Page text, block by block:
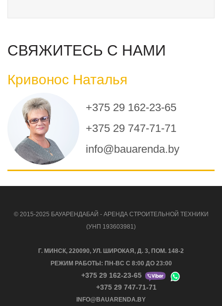
СВЯЖИТЕСЬ С НАМИ
Кривонос Наталья
+375 29 162-23-65
+375 29 747-71-71
info@bauarenda.by
© 2015-2025 БАУАРЕНДАБАЙ - АРЕНДА СТРОИТЕЛЬНОЙ ТЕХНИКИ
(УНП 193603981)
Г. МИНСК, 220090, УЛ. ШИРОКАЯ, Д. 3, ПОМ. 148-2
РЕЖИМ РАБОТЫ: ПН-ВС С 8:00 ДО 23:00
+375 29 162-23-65
+375 29 747-71-71
INFO@BAUARENDA.BY